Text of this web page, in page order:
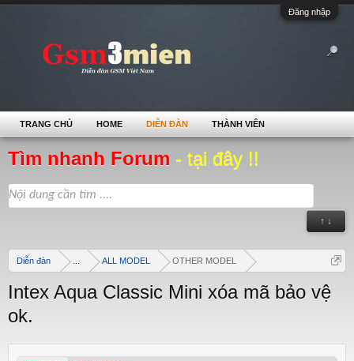
Đăng nhập
Tìm nhanh Forum - tại đây !!
↑ ↓
Diễn đàn ALL MODEL OTHER MODEL
Intex Aqua Classic Mini xóa mã bảo vệ
ok.
TRANG CHỦ HOME DIỄN ĐÀN THÀNH VIÊN